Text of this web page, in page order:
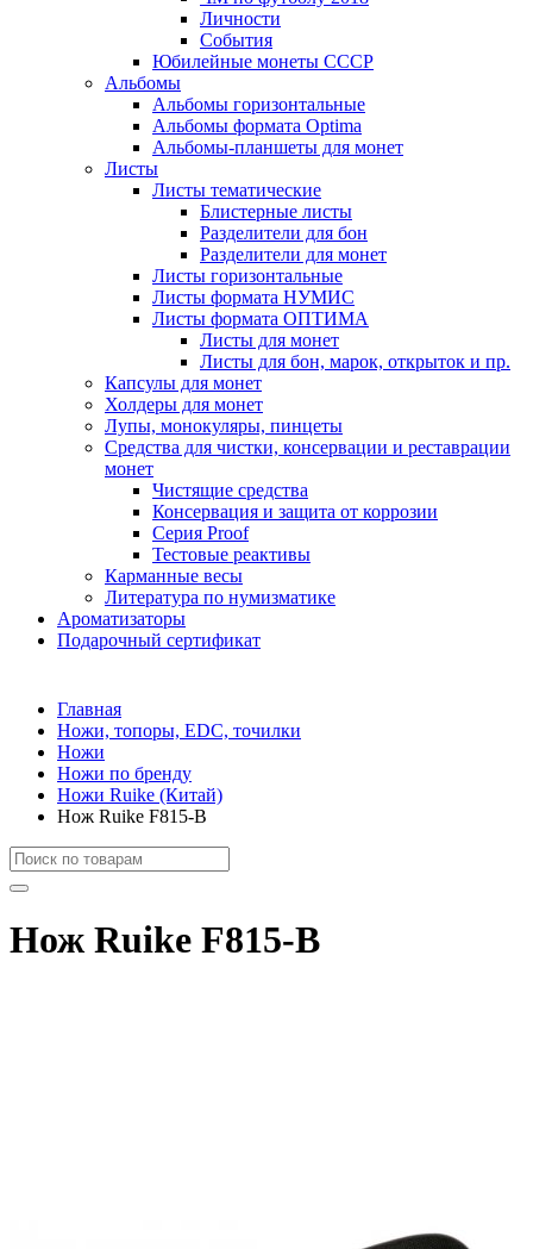
Личности
События
Юбилейные монеты СССР
Альбомы
Альбомы горизонтальные
Альбомы формата Optima
Альбомы-планшеты для монет
Листы
Листы тематические
Блистерные листы
Разделители для бон
Разделители для монет
Листы горизонтальные
Листы формата НУМИС
Листы формата ОПТИМА
Листы для монет
Листы для бон, марок, открыток и пр.
Капсулы для монет
Холдеры для монет
Лупы, монокуляры, пинцеты
Средства для чистки, консервации и реставрации
монет
Чистящие средства
Консервация и защита от коррозии
Серия Proof
Тестовые реактивы
Карманные весы
Литература по нумизматике
Ароматизаторы
Подарочный сертификат
Главная
Ножи, топоры, EDC, точилки
Ножи
Ножи по бренду
Ножи Ruike (Китай)
Нож Ruike F815-B
Нож Ruike F815-B